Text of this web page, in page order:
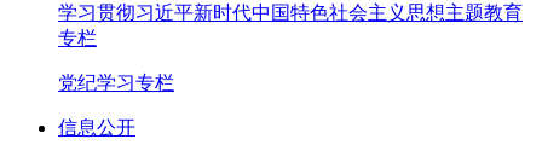
学习贯彻习近平新时代中国特色社会主义思想主题教育
专栏
党纪学习专栏
信息公开